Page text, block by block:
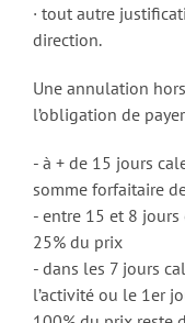
· tout autre
direction.
Une annulation
l’obligation de
- à + de 15 jours
somme forfaitaire
- entre 15 et 8
25% du prix
- dans les 7 jours
l’activité ou le 1er